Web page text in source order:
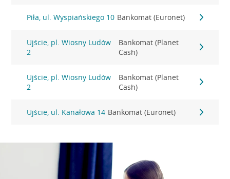
Piła, ul. Wyspiańskiego 10 Bankomat (Euronet)
Ujście, pl. Wiosny Ludów
2
Bankomat (Planet
Cash)
Ujście, pl. Wiosny Ludów
2
Bankomat (Planet
Cash)
Ujście, ul. Kanałowa 14 Bankomat (Euronet)